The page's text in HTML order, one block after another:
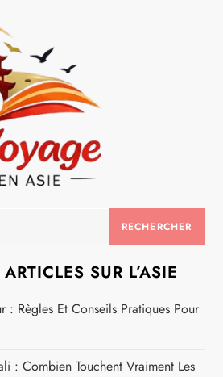
SUR L’ASIE
: Règles Et Conseils Pratiques Pour
: Combien Touchent Vraiment Les